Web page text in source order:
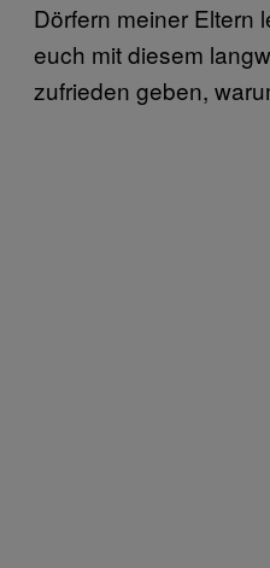
Dörfern meiner Eltern
euch mit diesem
zufrieden geben,